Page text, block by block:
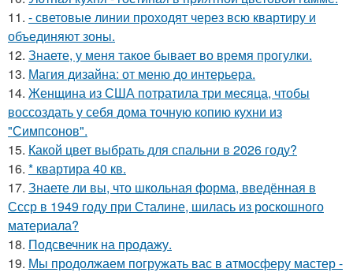
11. - световые линии проходят через всю квартиру и
объединяют зоны.
12. Знаете, у меня такое бывает во время прогулки.
13. Магия дизайна: от меню до интерьера.
14. Женщина из США потратила три месяца, чтобы
воссоздать у себя дома точную копию кухни из
"Симпсонов".
15. Какой цвет выбрать для спальни в 2026 году?
16. * квартира 40 кв.
17. Знаете ли вы, что школьная форма, введённая в
Ссср в 1949 году при Сталине, шилась из роскошного
материала?
18. Подсвечник на продажу.
19. Мы продолжаем погружать вас в атмосферу мастер -